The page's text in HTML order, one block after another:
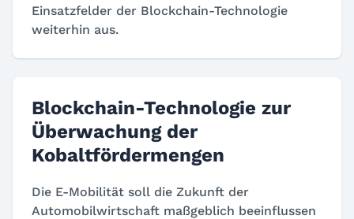
Einsatzfelder der Blockchain-Technologie
weiterhin aus.
Blockchain-Technologie zur
Überwachung der
Kobaltfördermengen
Die E-Mobilität soll die Zukunft der
Automobilwirtschaft maßgeblich beeinflussen